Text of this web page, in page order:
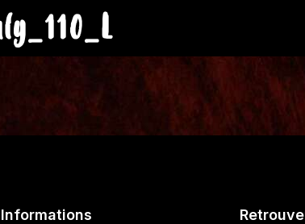
Informations